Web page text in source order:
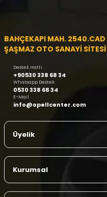
BAHÇEKAPI MAH.
ŞAŞMAZ OTO SANAYİ SİTESİ
Destek Hattı
+90530 338 68 34
Whatsapp Destek
0530 338 68 34
E-Mail
info@opellcenter.com
Üyelik
Kurumsal